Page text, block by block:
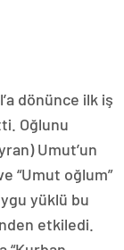
dönünce ilk iş
Oğlunu
Umut’un
“Umut oğlum”
yüklü bu
etkiledi.